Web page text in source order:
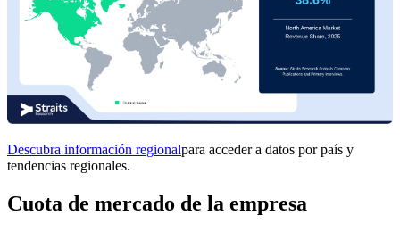
Descubra información regionalpara acceder a datos por país y
tendencias regionales.
Cuota de mercado de la empresa